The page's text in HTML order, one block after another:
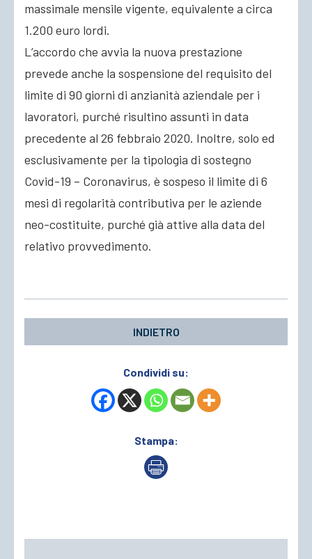
massimale mensile vigente, equivalente a circa
1.200 euro lordi.
L’accordo che avvia la nuova prestazione
prevede anche la sospensione del requisito del
limite di 90 giorni di anzianità aziendale per i
lavoratori, purché risultino assunti in data
precedente al 26 febbraio 2020. Inoltre, solo ed
esclusivamente per la tipologia di sostegno
Covid-19 – Coronavirus, è sospeso il limite di 6
mesi di regolarità contributiva per le aziende
neo-costituite, purché già attive alla data del
relativo provvedimento.
INDIETRO
Condividi su:
Stampa: